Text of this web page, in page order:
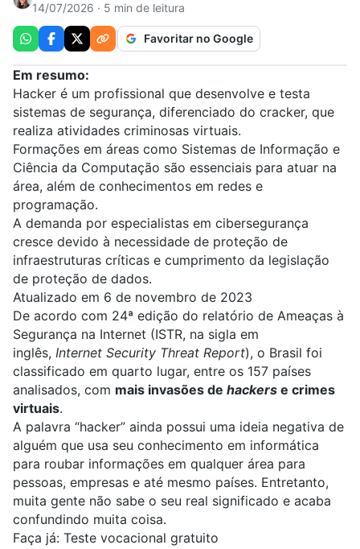
14/07/2026 · 5 min de leitura
Favoritar no Google
Em resumo:
Hacker é um profissional que desenvolve e testa
sistemas de segurança, diferenciado do cracker, que
realiza atividades criminosas virtuais.
Formações em áreas como Sistemas de Informação e
Ciência da Computação são essenciais para atuar na
área, além de conhecimentos em redes e
programação.
A demanda por especialistas em cibersegurança
cresce devido à necessidade de proteção de
infraestruturas críticas e cumprimento da legislação
de proteção de dados.
Atualizado em 6 de novembro de 2023
De acordo com 24ª edição do relatório de Ameaças à
Segurança na Internet (ISTR, na sigla em
inglês, Internet Security Threat Report), o Brasil foi
classificado em quarto lugar, entre os 157 países
analisados, com mais invasões de hackers e crimes
virtuais.
A palavra “hacker” ainda possui uma ideia negativa de
alguém que usa seu conhecimento em informática
para roubar informações em qualquer área para
pessoas, empresas e até mesmo países. Entretanto,
muita gente não sabe o seu real significado e acaba
confundindo muita coisa.
Faça já: Teste vocacional gratuito